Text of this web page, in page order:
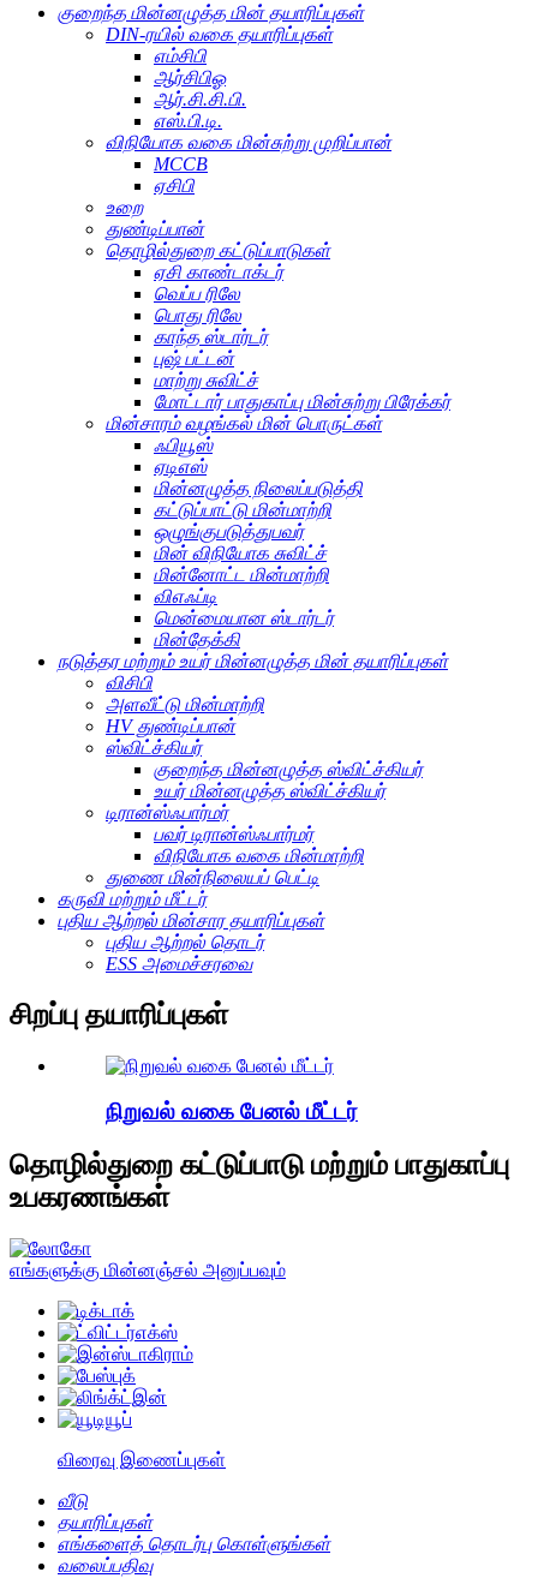
குறைந்த மின்னழுத்த மின் தயாரிப்புகள்
DIN-ரயில் வகை தயாரிப்புகள்
எம்சிபி
ஆர்சிபிஓ
ஆர்.சி.சி.பி.
எஸ்.பி.டி.
விநியோக வகை மின்சுற்று முறிப்பான்
MCCB
ஏசிபி
உறை
துண்டிப்பான்
தொழில்துறை கட்டுப்பாடுகள்
ஏசி காண்டாக்டர்
வெப்ப ரிலே
பொது ரிலே
காந்த ஸ்டார்டர்
புஷ் பட்டன்
மாற்று சுவிட்ச்
மோட்டார் பாதுகாப்பு மின்சுற்று பிரேக்கர்
மின்சாரம் வழங்கல் மின் பொருட்கள்
ஃபியூஸ்
ஏடிஎஸ்
மின்னழுத்த நிலைப்படுத்தி
கட்டுப்பாட்டு மின்மாற்றி
ஒழுங்குபடுத்துபவர்
மின் விநியோக சுவிட்ச்
மின்னோட்ட மின்மாற்றி
விஎஃப்டி
மென்மையான ஸ்டார்டர்
மின்தேக்கி
நடுத்தர மற்றும் உயர் மின்னழுத்த மின் தயாரிப்புகள்
விசிபி
அளவீட்டு மின்மாற்றி
HV துண்டிப்பான்
ஸ்விட்ச்கியர்
குறைந்த மின்னழுத்த ஸ்விட்ச்கியர்
உயர் மின்னழுத்த ஸ்விட்ச்கியர்
டிரான்ஸ்ஃபார்மர்
பவர் டிரான்ஸ்ஃபார்மர்
விநியோக வகை மின்மாற்றி
துணை மின்நிலையப் பெட்டி
கருவி மற்றும் மீட்டர்
புதிய ஆற்றல் மின்சார தயாரிப்புகள்
புதிய ஆற்றல் தொடர்
ESS அமைச்சரவை
சிறப்பு தயாரிப்புகள்
நிறுவல் வகை பேனல் மீட்டர்
தொழில்துறை கட்டுப்பாடு மற்றும் பாதுகாப்பு
உபகரணங்கள்
எங்களுக்கு மின்னஞ்சல் அனுப்பவும்
விரைவு இணைப்புகள்
வீடு
தயாரிப்புகள்
எங்களைத் தொடர்பு கொள்ளுங்கள்
வலைப்பதிவு